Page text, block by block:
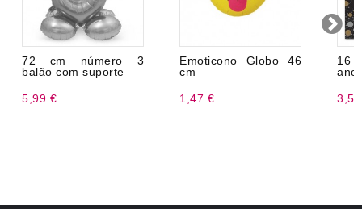
72 cm número 3
balão com suporte
5,99 €
Emoticono Globo 46
cm
1,47 €
16